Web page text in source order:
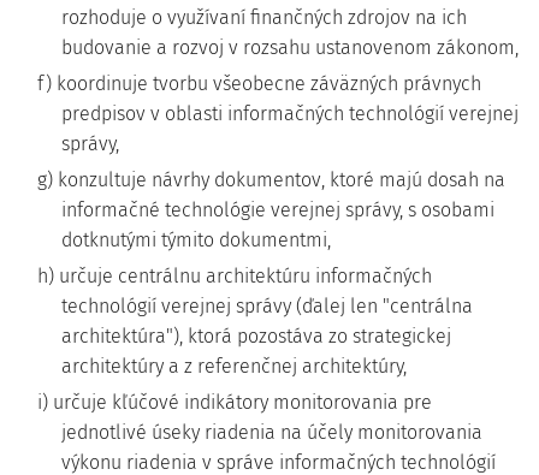
rozhoduje o využívaní finančných zdrojov na ich
budovanie a rozvoj v rozsahu ustanovenom zákonom,
f) koordinuje tvorbu všeobecne záväzných právnych
predpisov v oblasti informačných technológií verejnej
správy,
g) konzultuje návrhy dokumentov, ktoré majú dosah na
informačné technológie verejnej správy, s osobami
dotknutými týmito dokumentmi,
h) určuje centrálnu architektúru informačných
technológií verejnej správy (ďalej len "centrálna
architektúra"), ktorá pozostáva zo strategickej
architektúry a z referenčnej architektúry,
i) určuje kľúčové indikátory monitorovania pre
jednotlivé úseky riadenia na účely monitorovania
výkonu riadenia v správe informačných technológií